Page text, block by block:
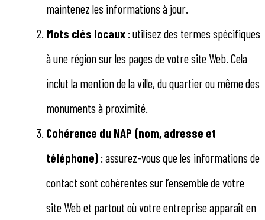
maintenez les informations à jour.
Mots clés locaux : utilisez des termes spécifiques
à une région sur les pages de votre site Web. Cela
inclut la mention de la ville, du quartier ou même des
monuments à proximité.
Cohérence du NAP (nom, adresse et
téléphone) : assurez-vous que les informations de
contact sont cohérentes sur l’ensemble de votre
site Web et partout où votre entreprise apparaît en